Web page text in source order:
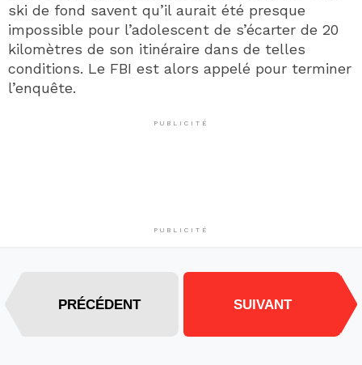
ski de fond savent qu’il aurait été presque
impossible pour l’adolescent de s’écarter de 20
kilomètres de son itinéraire dans de telles
conditions. Le FBI est alors appelé pour terminer
l’enquête.
PUBLICITÉ
PUBLICITÉ
PRÉCÉDENT SUIVANT